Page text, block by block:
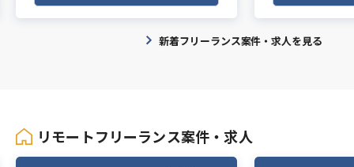
新着フリーランス案件・求人を見る
リモートフリーランス案件・求人